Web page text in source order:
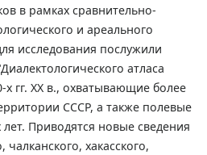
в рамках сравнительно-
и ареального
исследования послужили
атласа
гг. XX в., охватывающие более
СССР, а также полевые
Приводятся новые сведения
хакасского,